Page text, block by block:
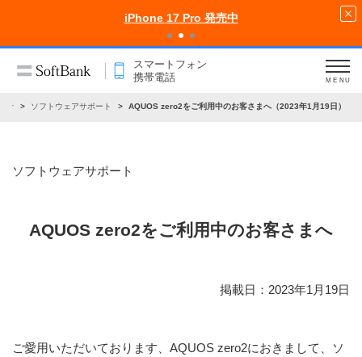
iPhone 17 Pro 発売中
スマートフォン
携帯電話
MENU
せ ソフトウェアサポート AQUOS zero2をご利用中のお客さまへ（2023年1月19日）
ソフトウェアサポート
AQUOS zero2をご利用中のお客さまへ
掲載日：2023年1月19日
ご愛用いただいております、AQUOS zero2におきまして、ソ